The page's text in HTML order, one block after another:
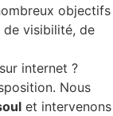
objectifs
de visibilité, de
internet ?
Nous
et intervenons